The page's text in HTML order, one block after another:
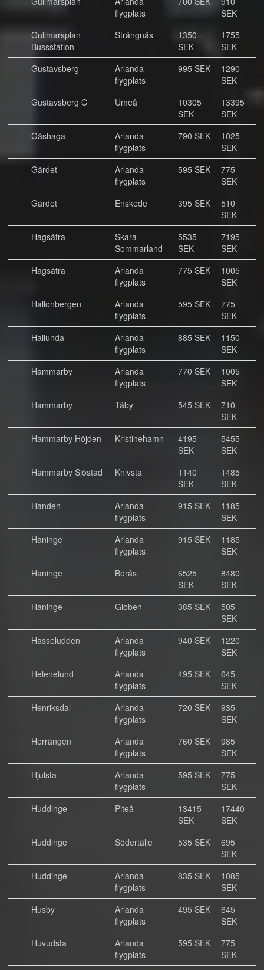
flygplats
SEK
Gullmarsplan
Bussstation
Strängnäs
1350
SEK
1755
SEK
Gustavsberg
Arlanda
flygplats
995 SEK
1290
SEK
Gustavsberg C
Umeå
10305
SEK
13395
SEK
Gåshaga
Arlanda
flygplats
790 SEK
1025
SEK
Gärdet
Arlanda
flygplats
595 SEK
775
SEK
Gärdet
Enskede 395 SEK
510
SEK
Hagsätra
Skara
Sommarland
5535
SEK
7195
SEK
Hagsätra
Arlanda
flygplats
775 SEK
1005
SEK
Hallonbergen
Arlanda
flygplats
595 SEK
775
SEK
Hallunda
Arlanda
flygplats
885 SEK
1150
SEK
Hammarby
Arlanda
flygplats
770 SEK
1005
SEK
Hammarby
Täby 545 SEK
710
SEK
Hammarby Höjden
Kristinehamn
4195
SEK
5455
SEK
Hammarby Sjöstad
Knivsta
1140
SEK
1485
SEK
Handen
Arlanda
flygplats
915 SEK
1185
SEK
Haninge
Arlanda
flygplats
915 SEK
1185
SEK
Haninge
Borås
6525
SEK
8480
SEK
Haninge
Globen 385 SEK
505
SEK
Hasseludden
Arlanda
flygplats
940 SEK
1220
SEK
Helenelund
Arlanda
flygplats
495 SEK
645
SEK
Henriksdal
Arlanda
flygplats
720 SEK
935
SEK
Herrängen
Arlanda
flygplats
760 SEK
985
SEK
Hjulsta
Arlanda
flygplats
595 SEK
775
SEK
Huddinge
Piteå
13415
SEK
17440
SEK
Huddinge
Södertälje 535 SEK
695
SEK
Huddinge
Arlanda
flygplats
835 SEK
1085
SEK
Husby
Arlanda
flygplats
495 SEK
645
SEK
Huvudsta
Arlanda
flygplats
595 SEK
775
SEK